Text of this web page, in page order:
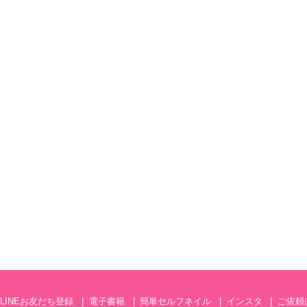
LINEお友だち登録 電子書籍 簡単セルフネイル インスタ ご依頼